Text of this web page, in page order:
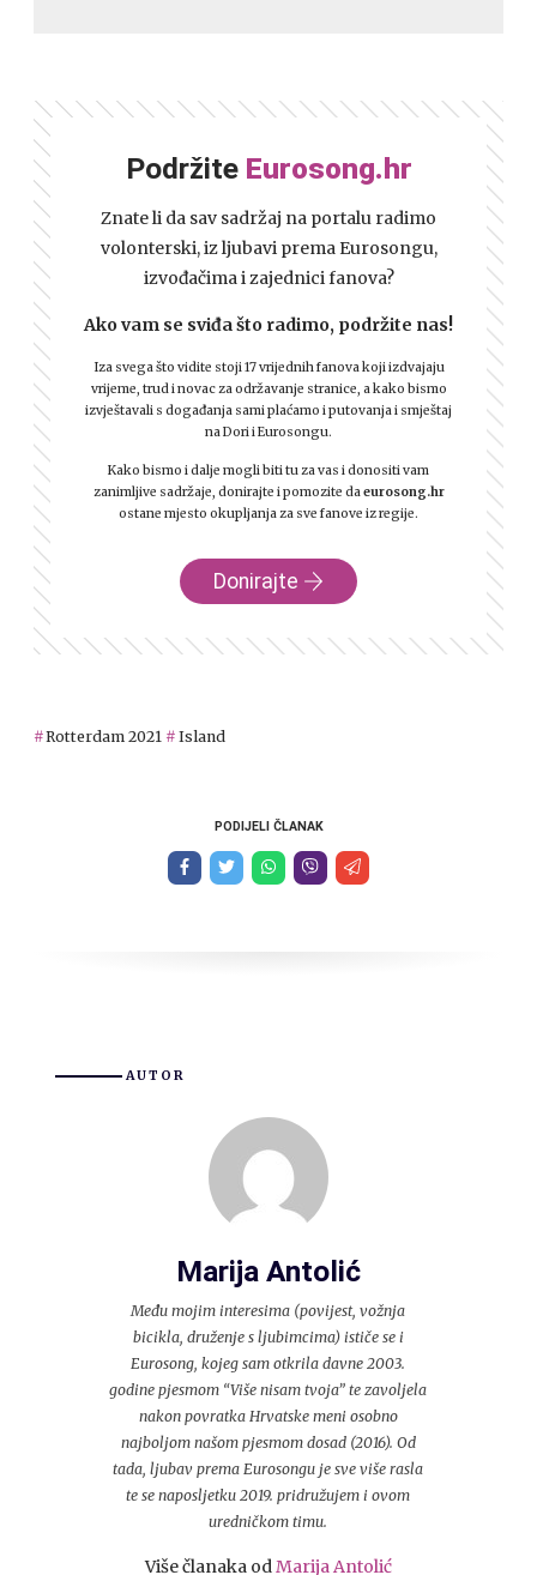
Podržite Eurosong.hr
Znate li da sav sadržaj na portalu radimo
volonterski, iz ljubavi prema Eurosongu,
izvođačima i zajednici fanova?
Ako vam se sviđa što radimo, podržite nas!
Iza svega što vidite stoji 17 vrijednih fanova koji izdvajaju
vrijeme, trud i novac za održavanje stranice, a kako bismo
izvještavali s događanja sami plaćamo i putovanja i smještaj
na Dori i Eurosongu.
Kako bismo i dalje mogli biti tu za vas i donositi vam
zanimljive sadržaje, donirajte i pomozite daeurosong.hr
ostane mjesto okupljanja za sve fanove iz regije.
Donirajte
Rotterdam 2021 Island
PODIJELI ČLANAK
AUTOR
Marija Antolić
Među mojim interesima (povijest, vožnja
bicikla, druženje s ljubimcima) ističe se i
Eurosong, kojeg sam otkrila davne 2003.
godine pjesmom “Više nisam tvoja” te zavoljela
nakon povratka Hrvatske meni osobno
najboljom našom pjesmom dosad (2016). Od
tada, ljubav prema Eurosongu je sve više rasla
te se naposljetku 2019. pridružujem i ovom
uredničkom timu.
Više članaka odMarija Antolić